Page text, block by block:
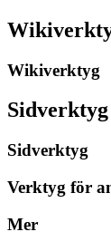
Wikiverktyg
Sidverktyg
Sidverktyg
Verktyg för
Mer